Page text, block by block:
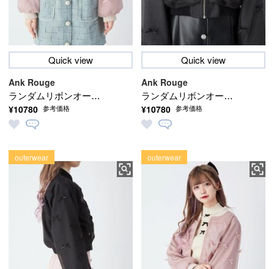
Quick view
ランダムリボンオーガ
ンジーブルゾン
Ank Rouge
¥10780 参考価格
Quick view
ランダムリボンオーガ
ンジーブルゾン
Ank Rouge
¥10780 参考価格
outerwear outerwear